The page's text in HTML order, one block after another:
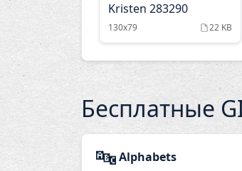
Kristen 283290
130x79 22 KB
Бесплатные
🔤Alphabets